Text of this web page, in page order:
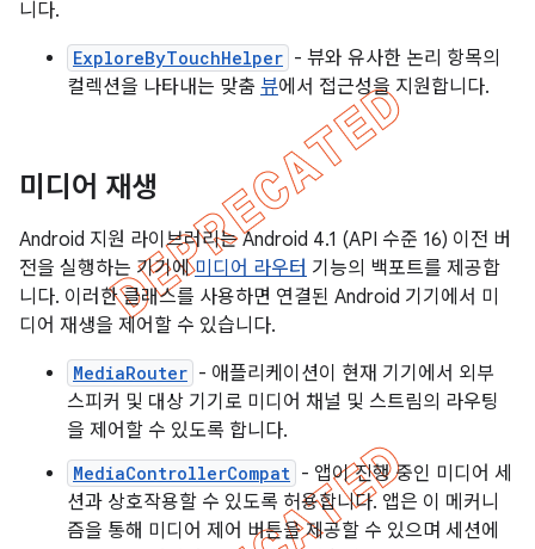
니다.
ExploreByTouchHelper - 뷰와 유사한 논리 항목의
컬렉션을 나타내는 맞춤 뷰에서 접근성을 지원합니다.
미디어 재생
Android 지원 라이브러리는 Android 4.1 (API 수준 16) 이전 버
전을 실행하는 기기에미디어 라우터 기능의 백포트를 제공합
니다. 이러한 클래스를 사용하면 연결된 Android 기기에서 미
디어 재생을 제어할 수 있습니다.
MediaRouter - 애플리케이션이 현재 기기에서 외부
스피커 및 대상 기기로 미디어 채널 및 스트림의 라우팅
을 제어할 수 있도록 합니다.
MediaControllerCompat - 앱이 진행 중인 미디어 세
션과 상호작용할 수 있도록 허용합니다. 앱은 이 메커니
즘을 통해 미디어 제어 버튼을 제공할 수 있으며 세션에